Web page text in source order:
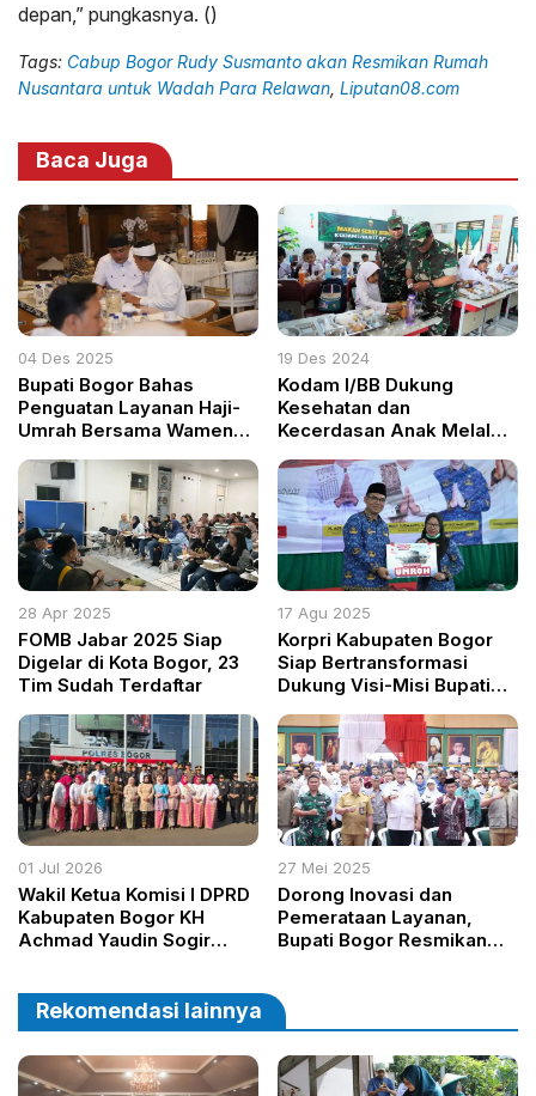
depan,” pungkasnya. ()
Tags: Cabup Bogor Rudy Susmanto akan Resmikan Rumah
Nusantara untuk Wadah Para Relawan Liputan08.com
Baca Juga
04 Des 2025
Bupati Bogor Bahas
Penguatan Layanan Haji-
Umrah Bersama Wamen
19 Des 2024
Kodam I/BB Dukung
Kesehatan dan
Kecerdasan Anak Melalui
Bergizi di SDN 060915
28 Apr 2025
FOMB Jabar 2025 Siap
Digelar di Kota Bogor, 23
Tim Sudah Terdaftar
17 Agu 2025
Korpri Kabupaten Bogor
Siap Bertransformasi
Dukung Visi-Misi Bupati
dan Gemilang
01 Jul 2026
Wakil Ketua Komisi I DPRD
Kabupaten Bogor KH
Achmad Yaudin Sogir
Tekankan Pentingnya
Sinergi untuk Menjaga
Kamtibmas
27 Mei 2025
Dorong Inovasi dan
Pemerataan Layanan,
Bupati Bogor Resmikan
Rekomendasi lainnya